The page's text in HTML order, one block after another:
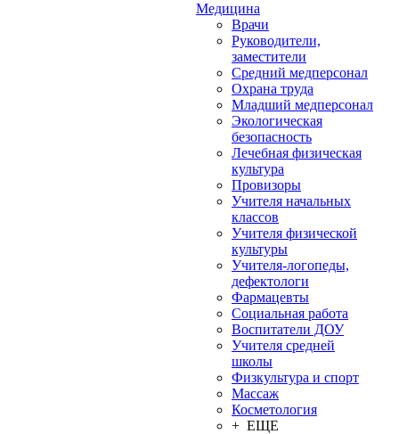
Медицина
Врачи
Руководители,
заместители
Средний медперсонал
Охрана труда
Младший медперсонал
Экологическая
безопасность
Лечебная физическая
культура
Провизоры
Учителя начальных
классов
Учителя физической
культуры
Учителя-логопеды,
дефектологи
Фармацевты
Социальная работа
Воспитатели ДОУ
Учителя средней
школы
Физкультура и спорт
Массаж
Косметология
+ ЕЩЕ